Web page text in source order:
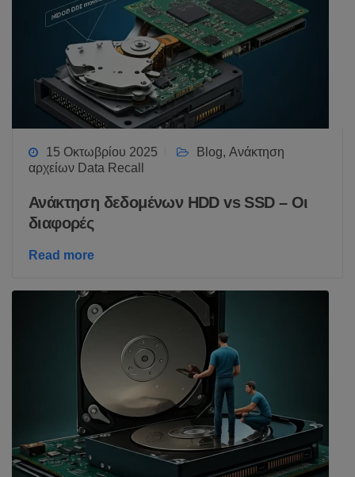
15 Οκτωβρίου 2025 Blog, Ανάκτηση
αρχείων Data Recall
Ανάκτηση δεδομένων HDD vs SSD – Οι
διαφορές
Read more